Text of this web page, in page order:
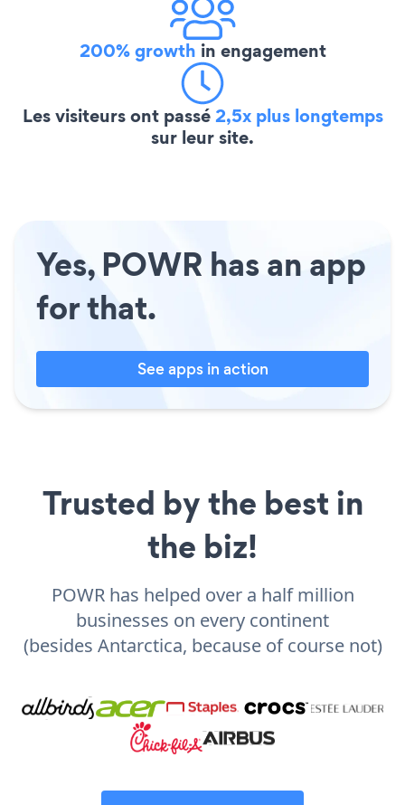
200% growth in engagement
Les visiteurs ont passé2,5x plus longtemps
sur leur site.
Yes, POWR has an app
for that.
See apps in action
Trusted by the best in
the biz!
POWR has helped over a half million
businesses on every continent
(besides Antarctica, because of course not)